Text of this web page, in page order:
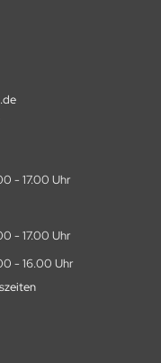
- 17.00 Uhr
- 17.00 Uhr
- 16.00 Uhr